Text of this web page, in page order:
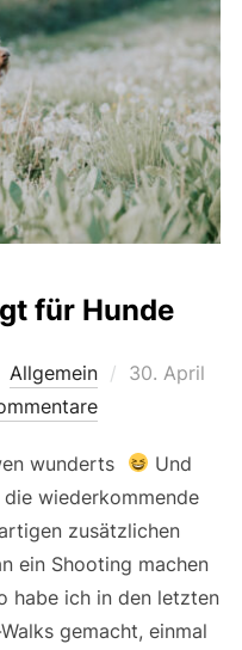
für Hunde
Allgemein
30. April
wunderts
Und
wiederkommende
zusätzlichen
ein Shooting machen
habe ich in den letzten
gemacht, einmal